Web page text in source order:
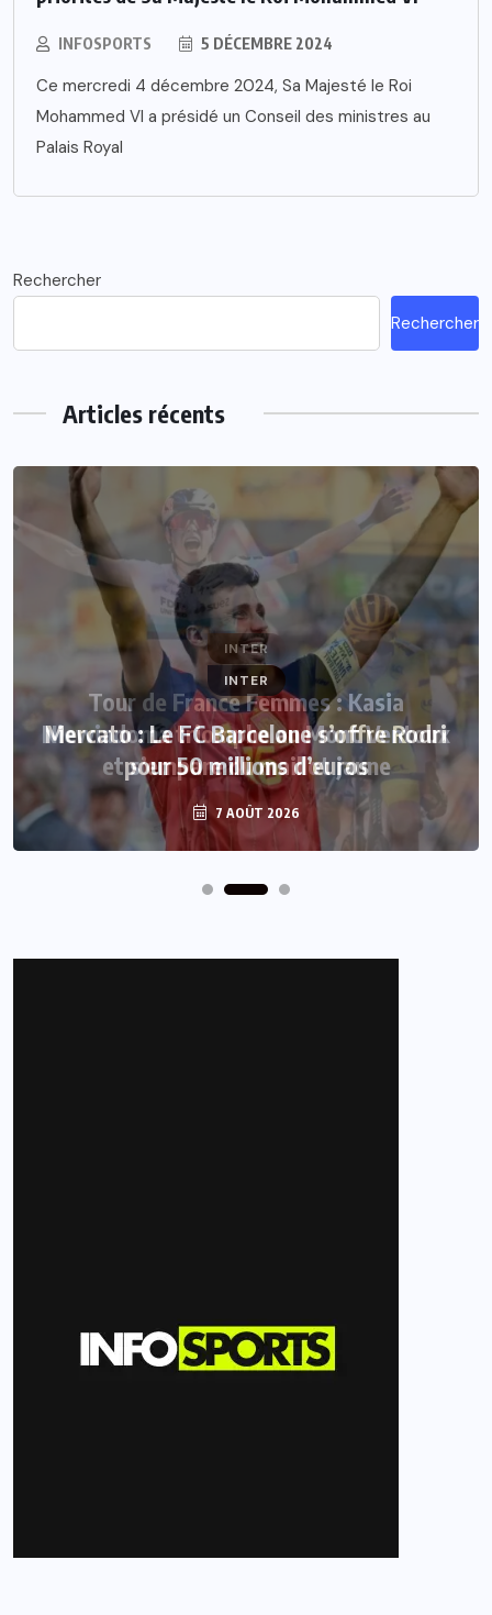
INFOSPORTS 5 DÉCEMBRE 2024
Ce mercredi 4 décembre 2024, Sa Majesté le Roi
Mohammed VI a présidé un Conseil des ministres au
Palais Royal
Rechercher
Rechercher
Articles récents
INTER
Mercato : Le FC Barcelone s’offre Rodri
pour 50 millions d’euros
7 AOÛT 2026